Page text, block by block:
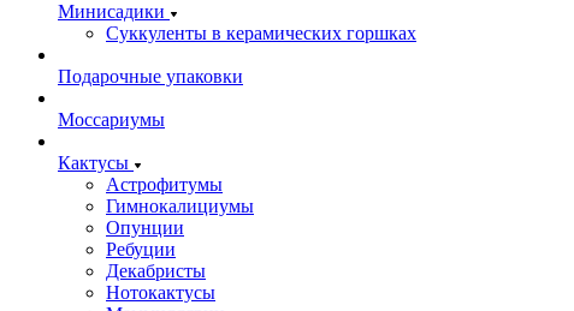
Минисадики
Суккуленты в керамических горшках
Подарочные упаковки
Моссариумы
Кактусы
Астрофитумы
Гимнокалициумы
Опунции
Ребуции
Декабристы
Нотокактусы